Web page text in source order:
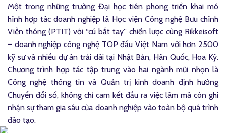
Một trong những trường Đại học tiên phong triển khai mô
hình hợp tác doanh nghiệp là Học viện Công nghệ Bưu chính
Viễn thông (PTIT) với “cú bắt tay” chiến lược cùng Rikkeisoft
– doanh nghiệp công nghệ TOP đầu Việt Nam với hơn 2500
kỹ sư và nhiều dự án trải dài tại Nhật Bản, Hàn Quốc, Hoa Kỳ.
Chương trình hợp tác tập trung vào hai ngành mũi nhọn là
Công nghệ thông tin và Quản trị kinh doanh định hướng
Chuyển đổi số, không chỉ cam kết đầu ra việc làm mà còn ghi
nhận sự tham gia sâu của doanh nghiệp vào toàn bộ quá trình
đào tạo.